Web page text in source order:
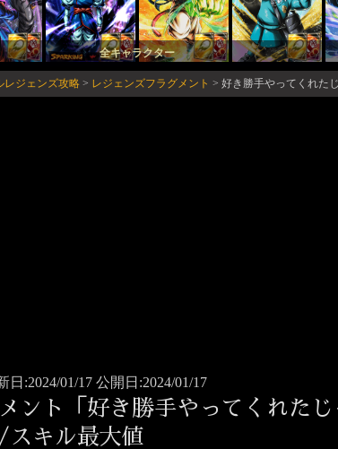
全キャラクター
レジェンズ攻略> レジェンズフラグメント > 好き勝手やってくれた
日:2024/01/17 公開日:2024/01/17
ント「好き勝手やってくれた
スキル最大値